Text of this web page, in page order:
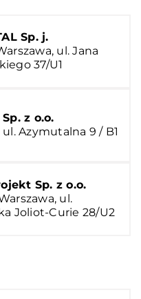
Sp. j.
ul. Jana
37/U1
z o.o.
Azymutalna 9 / B1
Sp. z o.o.
ul.
Joliot-Curie 28/U2